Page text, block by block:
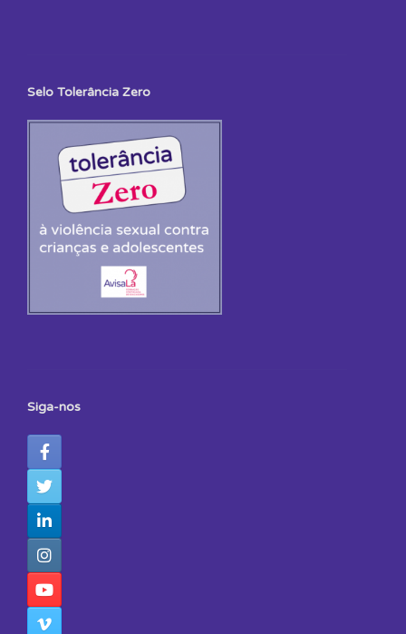
Selo Tolerância Zero
Siga-nos